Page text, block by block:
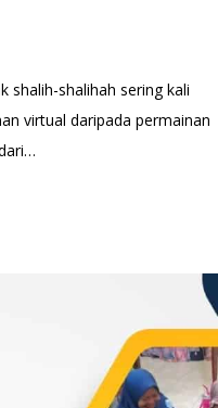
shalih-shalihah sering kali
virtual daripada permainan